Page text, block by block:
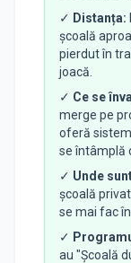
✓ Distanța:
școală
pierdut în
joacă.
✓ Ce se
merge pe
oferă
se întâmplă
✓ Unde
școală
se mai fac
✓
au "Școală